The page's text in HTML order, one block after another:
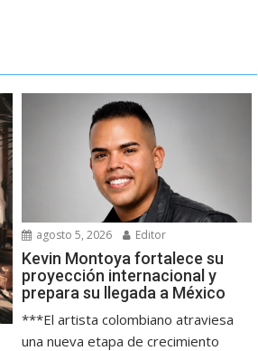
agosto 5, 2026 Editor
Kevin Montoya fortalece su
proyección internacional y
prepara su llegada a México
***El artista colombiano atraviesa
una nueva etapa de crecimiento